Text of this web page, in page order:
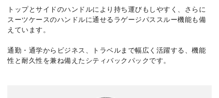
トップとサイドのハンドルにより持ち運びもしやすく、さらに
スーツケースのハンドルに通せるラゲージパススルー機能も備
えています。
通勤・通学からビジネス、トラベルまで幅広く活躍する、機能
性と耐久性を兼ね備えたシティバックパックです。